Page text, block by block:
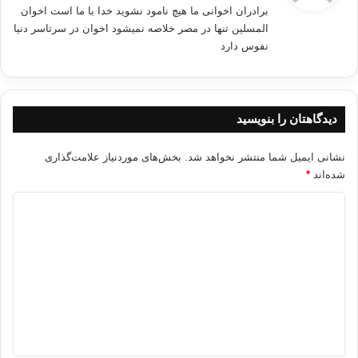
برادران اخوانی ما هیچ نامود نشوید خدا با ما است اخوان
المسلین تنها در مصر خلاصه نمیشود اخوان در سرتاسر دنیا
نفوس دارد
دیدگاهتان را بنویسید
نشانی ایمیل شما منتشر نخواهد شد. بخش‌های موردنیاز علامت‌گذاری
شده‌اند *